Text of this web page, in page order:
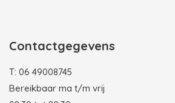
Contactgegevens
T: 06 49008745
Bereikbaar ma t/m vrij